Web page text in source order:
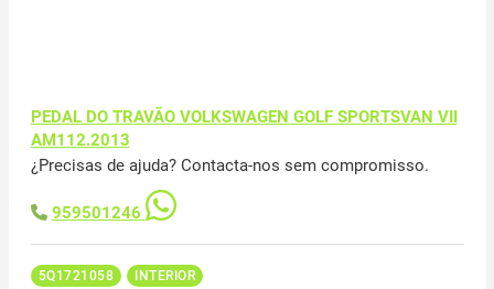
PEDAL DO TRAVÃO VOLKSWAGEN GOLF SPORTSVAN VII
AM112.2013
¿Precisas de ajuda? Contacta-nos sem compromisso.
959501246
5Q1721058 INTERIOR